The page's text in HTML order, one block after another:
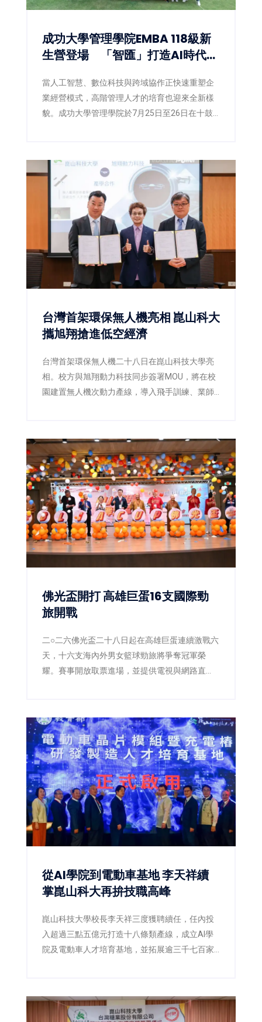
成功大學管理學院EMBA 118級新
生營登場 「智匯」打造AI時代數
當人工智慧、數位科技與跨域協作正快速重塑企
業經營模式，高階管理人才的培育也迎來全新樣
貌。成功大學管理學院於7月25日至26日在十鼓
意與智慧的交流融合。活動結合管理思維、數位
科技、實境體驗及跨屆共學，透過沉浸式互動設
計，引領新生正式展開EMBA學習旅程，也展現
成功大學管理學院持續創新管理教育、接軌AI時
代人才培育的新方向。
台灣首架環保無人機亮相 崑山科大
攜旭翔搶進低空經濟
台灣首架環保無人機二十八日在崑山科技大學亮
相。校方與旭翔動力科技同步簽署MOU，將在校
園建置無人機次動力產線，導入飛手訓練、業師
佛光盃開打 高雄巨蛋16支國際勁
旅開戰
二○二六佛光盃二十八日起在高雄巨蛋連續激戰六
天，十六支海內外男女籃球勁旅將爭奪冠軍榮
耀。賽事開放取票進場，並提供電視與網路直
從AI學院到電動車基地 李天祥續
掌崑山科大再拚技職高峰
崑山科技大學校長李天祥三度獲聘續任，任內投
入超過三點五億元打造十八條類產線，成立AI學
院及電動車人才培育基地，並拓展逾三千七百家